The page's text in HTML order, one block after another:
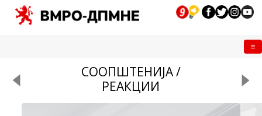
СООПШТЕНИЈА /
РЕАКЦИИ